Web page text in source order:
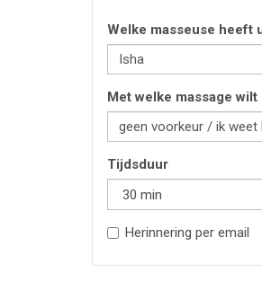
Welke masseuse heeft
Isha
Met welke massage
geen voorkeur / ik weet
Tijdsduur
Herinnering per email